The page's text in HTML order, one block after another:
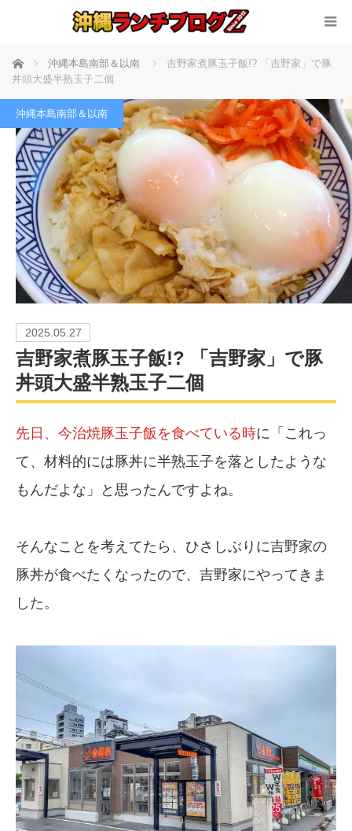
ホーム 沖縄本島南部＆以南
吉野家煮豚玉子飯!? 「吉野家」で豚
丼頭大盛半熟玉子二個
沖縄本島南部＆以南
2025.05.27
吉野家煮豚玉子飯!? 「吉野家」で豚
丼頭大盛半熟玉子二個
先日、今治焼豚玉子飯を食べている時に「これっ
て、材料的には豚丼に半熟玉子を落としたような
もんだよな」と思ったんですよね。
そんなことを考えてたら、ひさしぶりに吉野家の
豚丼が食べたくなったので、吉野家にやってきま
した。